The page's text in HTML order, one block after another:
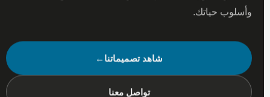
وأسلوب حياتك.
شاهد تصميماتنا←
تواصل معنا